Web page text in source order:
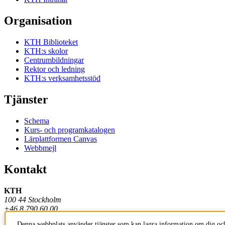
Organisation
KTH Biblioteket
KTH:s skolor
Centrumbildningar
Rektor och ledning
KTH:s verksamhetsstöd
Tjänster
Schema
Kurs- och programkatalogen
Lärplattformen Canvas
Webbmejl
Kontakt
KTH
100 44 Stockholm
+46 8 790 60 00